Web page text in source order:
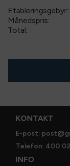
Det er tillegg for
påsatt dekor,
til utsjekk. Her
godkjent av deg.
Spesifikasjoner
Steintype :
Størrelse
Etableringsgebyr:
Månedspris:
Total:
KONTAKT
E-post:
Telefon: 400
INFO